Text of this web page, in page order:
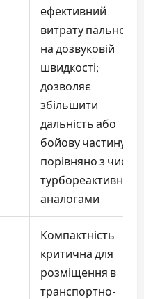
ефективний
витрату пального
на дозвуковій
швидкості;
дозволяє
збільшити
дальність або
бойову частину
порівняно з чисто
аналогами
Компактність
критична для
розміщення в
транспортно-